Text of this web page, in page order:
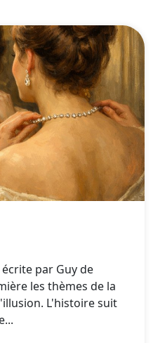
par Guy de
les thèmes de la
L'histoire suit